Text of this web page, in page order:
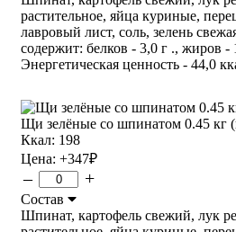
растительное, яйца куриные,
лавровый лист, соль, зелень
содержит: белков - 3,0 г ., жиров -
Энергетическая ценность - 44,0
Щи зелёные со шпинатом 0.45 кг
Ккал: 198
Цена: +347₽
– +
Состав
Шпинат, картофель свежий, лук